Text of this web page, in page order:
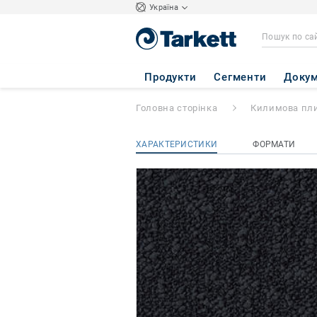
Україна
Продукти Сегменти
Fields - Fields
Головна сторінка Килимова
ХАРАКТЕРИСТИКИ ФОРМАТИ